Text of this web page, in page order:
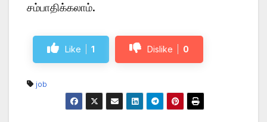
சம்பாதிக்கலாம்.
Like 1 Dislike 0
job